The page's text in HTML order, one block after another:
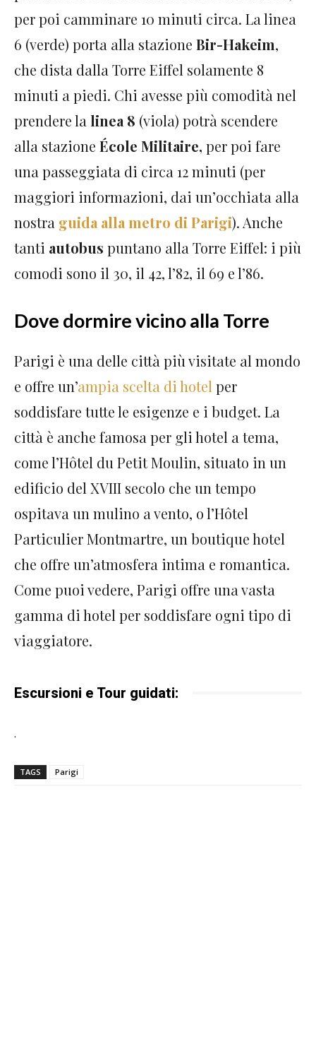
per poi camminare 10 minuti circa. La linea
6 (verde) porta alla stazione Bir-Hakeim,
che dista dalla Torre Eiffel solamente 8
minuti a piedi. Chi avesse più comodità nel
prendere la linea 8 (viola) potrà scendere
alla stazione École Militaire, per poi fare
una passeggiata di circa 12 minuti (per
maggiori informazioni, dai un’occhiata alla
nostra guida alla metro di Parigi). Anche
tanti autobus puntano alla Torre Eiffel: i più
comodi sono il 30, il 42, l’82, il 69 e l’86.
Dove dormire vicino alla Torre
Parigi è una delle città più visitate al mondo
e offre un’ampia scelta di hotel per
soddisfare tutte le esigenze e i budget. La
città è anche famosa per gli hotel a tema,
come l’Hôtel du Petit Moulin, situato in un
edificio del XVIII secolo che un tempo
ospitava un mulino a vento, o l’Hôtel
Particulier Montmartre, un boutique hotel
che offre un’atmosfera intima e romantica.
Come puoi vedere, Parigi offre una vasta
gamma di hotel per soddisfare ogni tipo di
viaggiatore.
Escursioni e Tour guidati:
.
TAGS Parigi